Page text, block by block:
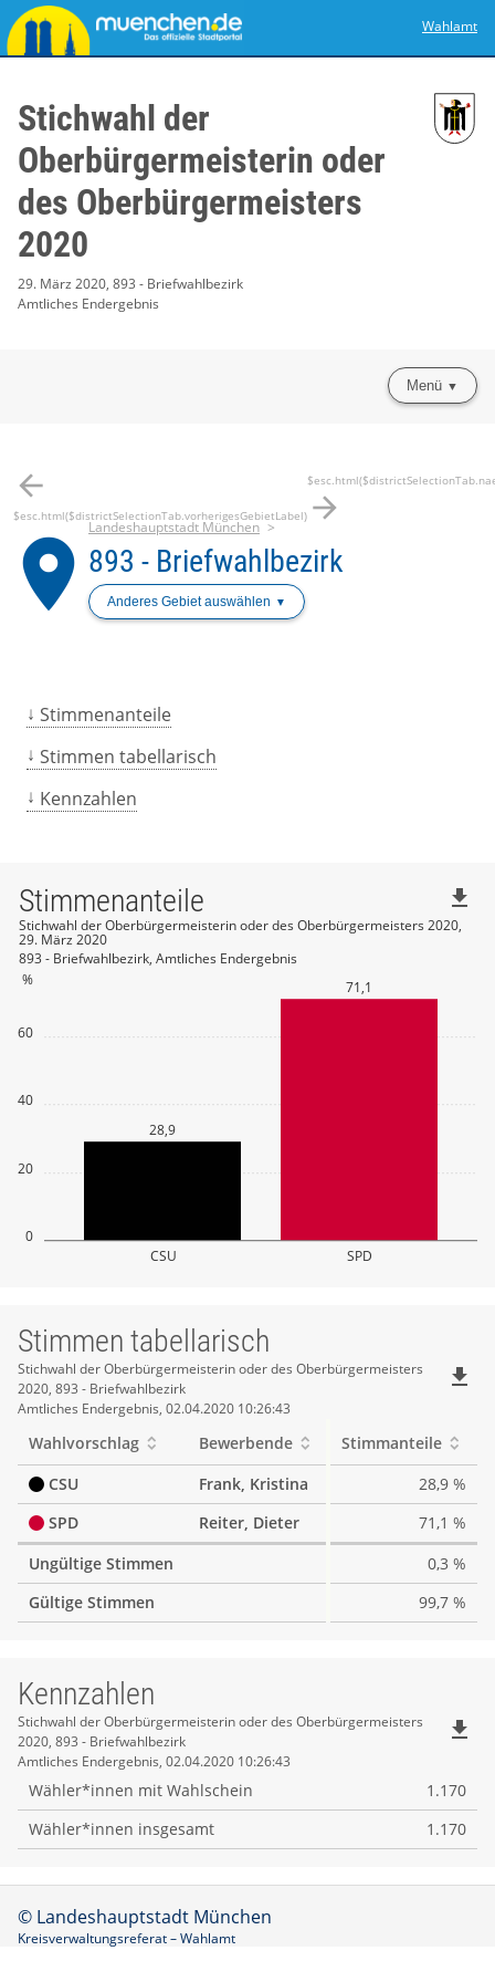
Wahlamt
Stichwahl der
Oberbürgermeisterin oder
des Oberbürgermeisters
2020
29. März 2020, 893 - Briefwahlbezirk
Amtliches Endergebnis
Menü
arrow_back
$esc.html($districtSelectionTab.vorherigesGebietLabel) arrow_forward
place
Landeshauptstadt München
893 - Briefwahlbezirk
Anderes Gebiet auswählen
Stimmenanteile
Stimmen tabellarisch
Kennzahlen
0
20
40
60
%
CSU SPD
28,9
71,1
Stimmenanteile
Stichwahl der Oberbürgermeisterin oder des Oberbürgermeisters 2020,
29. März 2020
893 - Briefwahlbezirk, Amtliches Endergebnis
file_download
Stimmen tabellarisch
Stimmen
tabellarisch
Stichwahl der Oberbürgermeisterin oder des Oberbürgermeisters
2020, 893 - Briefwahlbezirk
Amtliches Endergebnis, 02.04.2020 10:26:43
file_download
Wahlvorschlag Bewerbende
Stimmanteile
CSU
Frank, Kristina
28,9 %
SPD
Reiter, Dieter
71,1 %
Ungültige Stimmen
0,3 %
Gültige Stimmen
99,7 %
Kennzahlen
Kennzahlen
Stichwahl der Oberbürgermeisterin oder des Oberbürgermeisters
2020, 893 - Briefwahlbezirk
Amtliches Endergebnis, 02.04.2020 10:26:43
file_download
Wähler*innen mit Wahlschein
1.170
Wähler*innen insgesamt
1.170
© Landeshauptstadt München
Kreisverwaltungsreferat – Wahlamt